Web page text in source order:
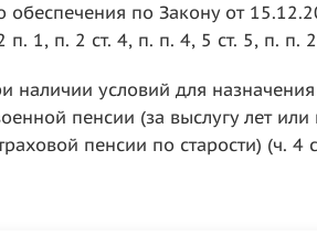
обеспечения по Закону от
п. 1, п. 2 ст. 4, п. п. 4, 5 ст. 5, п. п.
наличии условий для
пенсии (за выслугу лет
пенсии по старости) (ч.